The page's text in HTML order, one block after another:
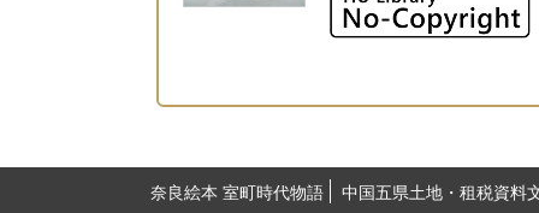
奈良絵本 室町時代物語
中国五県土地・租税資料